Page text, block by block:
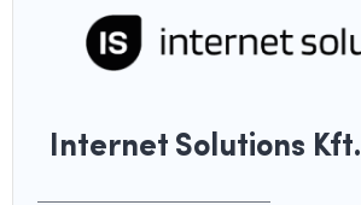
Internet Solutions Kft.